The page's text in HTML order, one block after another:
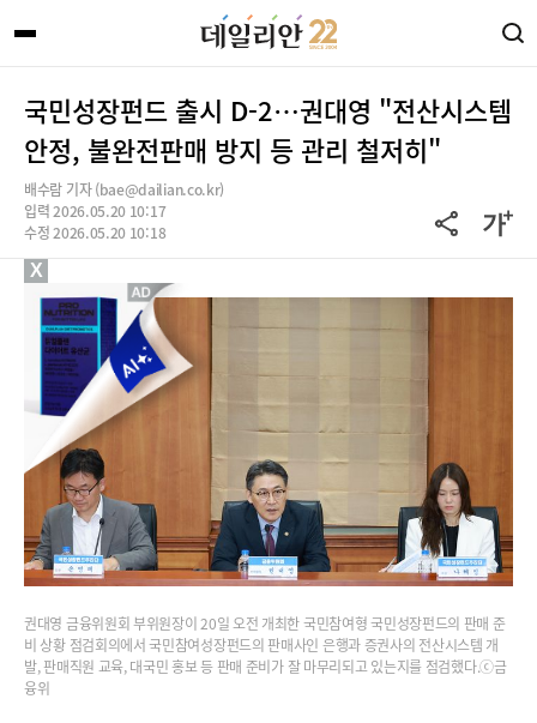
국민성장펀드 출시 D-2…권대영 "전산시스템
안정, 불완전판매 방지 등 관리 철저히"
배수람 기자 (bae@dailian.co.kr)
입력 2026.05.20 10:17
수정 2026.05.20 10:18
권대영 금융위원회 부위원장이 20일 오전 개최한 국민참여형 국민성장펀드의 판매 준
비 상황 점검회의에서 국민참여성장펀드의 판매사인 은행과 증권사의 전산시스템 개
발, 판매직원 교육, 대국민 홍보 등 판매 준비가 잘 마무리되고 있는지를 점검했다.ⓒ금
융위
X